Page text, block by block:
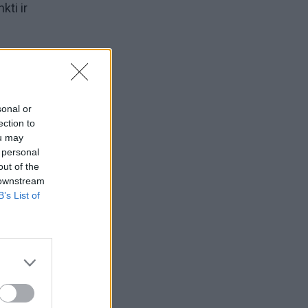
or
to
may
of the
List of
ir